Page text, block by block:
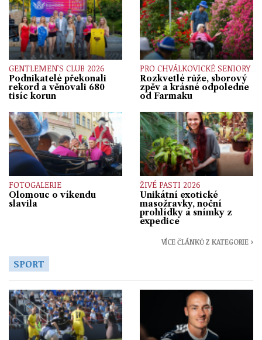
GENTLEMEN’S CLUB 2026
Podnikatelé překonali
rekord a věnovali 680
tisíc korun
PRO CHVÁLKOVICKÉ SENIORY
Rozkvetlé růže, sborový
zpěv a krásné odpoledne
od Farmaku
FOTOGALERIE
Olomouc o víkendu
slavila
ŽIVÉ PASTI 2026
Unikátní exotické
masožravky, noční
prohlídky a snímky z
expedice
VÍCE ČLÁNKŮ Z KATEGORIE ›
SPORT